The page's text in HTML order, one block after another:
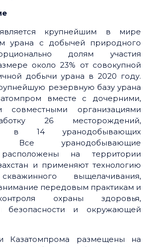
крупнейшим в мире
урана с добычей природного
долям участия
около 23% от совокупной
добычи урана в 2020 году.
резервную базу урана
вместе с дочерними,
организациями
26 месторождений,
в 14 уранодобывающих
Все уранодобывающие
на территории
и применяют технологию
выщелачивания,
передовым практикам и
охраны здоровья,
безопасности и окружающей
Казатомпрома размещены на